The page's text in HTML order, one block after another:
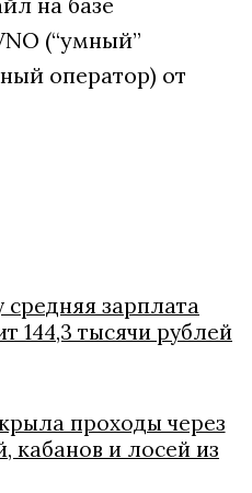
(“умный”
оператор) от
средняя зарплата
144,3 тысячи рублей
проходы через
кабанов и лосей из